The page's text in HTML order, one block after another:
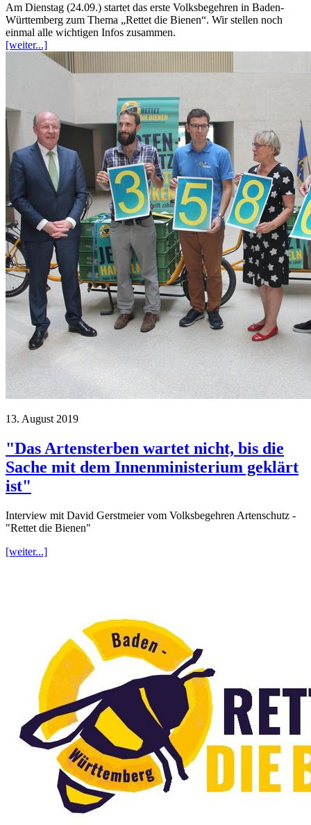
Am Dienstag (24.09.) startet das erste Volksbegehren in Baden-
Württemberg zum Thema „Rettet die Bienen“. Wir stellen noch
einmal alle wichtigen Infos zusammen.
[weiter...]
13. August 2019
"Das Artensterben wartet nicht, bis die
Sache mit dem Innenministerium geklärt
ist"
Interview mit David Gerstmeier vom Volksbegehren Artenschutz -
"Rettet die Bienen"
[weiter...]